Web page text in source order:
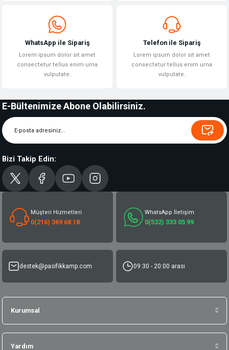
WhatsApp ile Sipariş
Lorem ipsum dolor sit amet
consectetur tellus enim urna
vulputate.
Telefon ile Sipariş
Lorem ipsum dolor sit amet
consectetur tellus enim urna
vulputate.
E-Bültenimize Abone Olabilirsiniz.
Bizi Takip Edin:
Müşteri Hizmetleri
0(216) 369 68 18
WhatsApp İletişim
0(532) 333 05 99
destek@pasifikkamp.com 09:30 - 20:00 arası
Kurumsal
Yardım